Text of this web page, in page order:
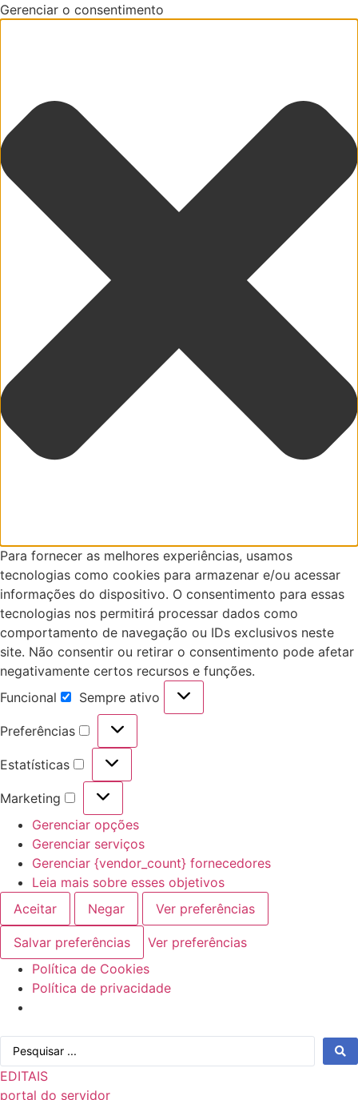
Gerenciar o consentimento
Para fornecer as melhores experiências, usamos
tecnologias como cookies para armazenar e/ou acessar
informações do dispositivo. O consentimento para essas
tecnologias nos permitirá processar dados como
comportamento de navegação ou IDs exclusivos neste
site. Não consentir ou retirar o consentimento pode afetar
negativamente certos recursos e funções.
Funcional
Funcional
Sempre ativo
Preferências
Preferências
Estatísticas
Estatísticas
Marketing
Marketing
Gerenciar opções
Gerenciar serviços
Gerenciar {vendor_count} fornecedores
Leia mais sobre esses objetivos
Aceitar
Negar Ver preferências
Salvar preferências
Ver preferências
Política de Cookies
Política de privacidade
para
o
conteúdo
Pesquisar
EDITAIS
portal do servidor